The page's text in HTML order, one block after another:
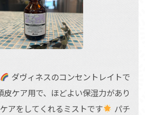
ダヴィネスのコンセントレイトで
ケア用で、ほどよい保湿力があり
アをしてくれるミストです
パチ